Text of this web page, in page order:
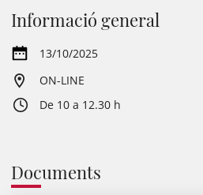
Informació general
13/10/2025
ON-LINE
De 10 a 12.30 h
Documents